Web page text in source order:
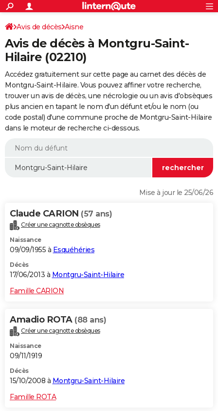
ACTUALITÉS
Politique
Société
Faits Divers
Education
Monde
Villes
+
SPORT
Coupe du monde 2026
Football
Tennis
Cyclisme
Rugby
Forum
CULTURE
FINANCE
Retraite
Impôts
Epargne
Immobilier
Risques naturels par ville
Banque
Assurance
Crédit
AUTO
Essais
Réserver un essai
Citadines
Berlines
SUV
Forum auto
+
HIGH-TECH
Mobiles
Meilleur smartphone
Internet
Ordinateurs
Jeux vidéo
Guide high-tech
+
BRICOLAGE
Forum
Aménagement intérieur
Extérieur
Cuisine
Salle de bains
Jardinage
Rangement
WEEK-END
Guides de France
Escapades
Patrimoine
Expositions
Musées
Week-end nature
LIFESTYLE
Alimentation
Guide de la santé
Maladies
Médicaments
Sommeil
VOYAGE
Destinations
City break
Voyage nature
Voyage de noces
Forum
Climat
+PHOTO
GUIDES D'ACHAT
BONS PLANS
CARTE DE VOEUX
Dictionnaire
Biographies
Citations
Expressions
Proverbes
PROGRAMME TV
COPAINS D'AVANT
S'inscrire
Se connecter
Lycées
Collèges
Primaires
Universités
Entreprises
Service militaire
Avis de recherche
AVIS DE DÉCÈS
Avis de décès Aisne
Avis de décès à Montgru-Saint-
Hilaire (02210)
Accédez gratuitement sur cette page au carnet des décès de
Montgru-Saint-Hilaire. Vous pouvez affiner votre recherche,
trouver un avis de décès, une nécrologie ou un avis d'obsèques
plus ancien en tapant le nom d'un défunt et/ou le nom (ou
code postal) d'une commune proche de Montgru-Saint-Hilaire
dans le moteur de recherche ci-dessous.
Mise à jour le 25/06/26
Claude CARION (57 ans)
Créer une cagnotte obsèques
Naissance
09/09/1955 à Esquéhéries
Décès
17/06/2013 à Montgru-Saint-Hilaire
Famille CARION
Amadio ROTA (88 ans)
Créer une cagnotte obsèques
Naissance
09/11/1919
Décès
15/10/2008 à Montgru-Saint-Hilaire
Famille ROTA